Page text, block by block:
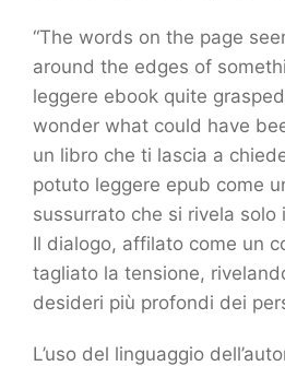
“The words on the page
around the edges of
leggere ebook quite
wonder what could have
un libro che ti lascia a
potuto leggere epub come
sussurrato che si rivela solo
Il dialogo, affilato come un
tagliato la tensione,
desideri più profondi dei
L’uso del linguaggio